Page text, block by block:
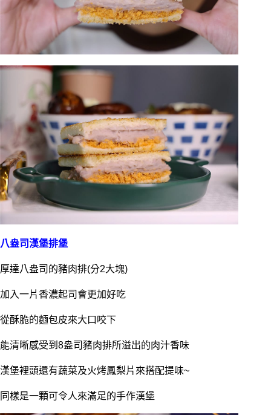
八盎司漢堡排堡
厚達八盎司的豬肉排(分2大塊)
加入一片香濃起司會更加好吃
從酥脆的麵包皮來大口咬下
能清晰感受到8盎司豬肉排所溢出的肉汁香味
漢堡裡頭還有蔬菜及火烤鳳梨片來搭配提味~
同樣是一顆可令人來滿足的手作漢堡